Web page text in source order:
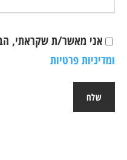
אני מאשר/ת שקראתי,
ומדיניות פרטיות